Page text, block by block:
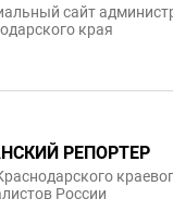
сайт
края
РЕПОРТЕР
России